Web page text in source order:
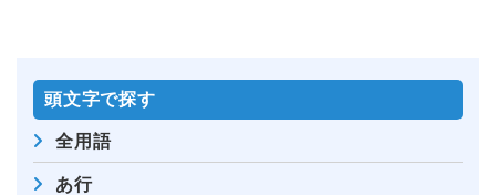
頭⽂字で探す
全⽤語
あ行